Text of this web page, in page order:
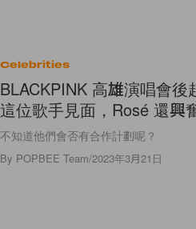
Celebrities
BLACKPINK 高雄演唱會
這位歌手見面，Rosé 還興
不知道他們會否有合作計劃呢？
By POPBEE Team/2023年3月21日